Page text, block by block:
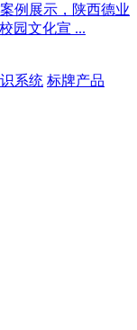
例展示，陕西德业
园文化宣 ...
系统 标牌产品